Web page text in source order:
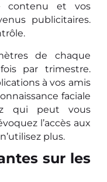
contenu et vos
publicitaires.
de chaque
par trimestre.
à vos amis
faciale
qui peut vous
l’accès aux
plus.
sur les